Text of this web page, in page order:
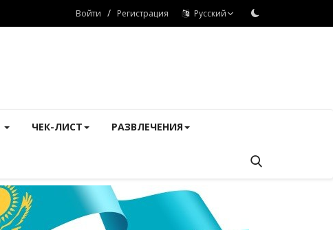
Войти / Регистрация Русский
ЧЕК-ЛИСТ РАЗВЛЕЧЕНИЯ